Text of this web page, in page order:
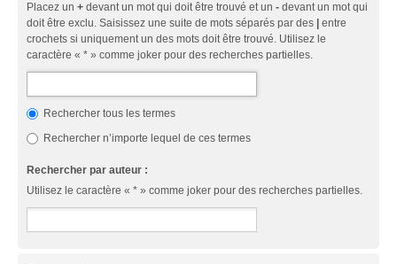
Placez un + devant un mot qui doit être trouvé et un - devant un mot qui
doit être exclu. Saisissez une suite de mots séparés par des
entre
crochets si uniquement un des mots doit être trouvé. Utilisez le
caractère « * » comme joker pour des recherches partielles.
Rechercher tous les termes
Rechercher n’importe lequel de ces termes
Rechercher par auteur :
Utilisez le caractère « * » comme joker pour des recherches partielles.